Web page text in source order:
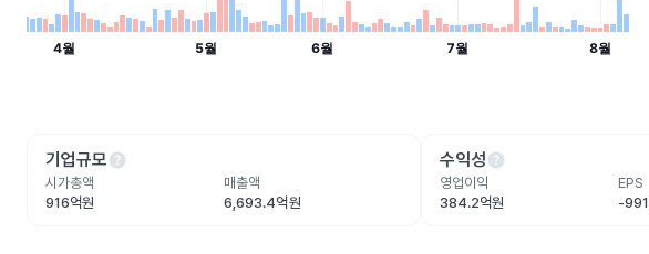
기업규모help
시가총액
916억원
매출액
6,693.4억원
수익성help
영업이익
384.2억원
EPS
-991